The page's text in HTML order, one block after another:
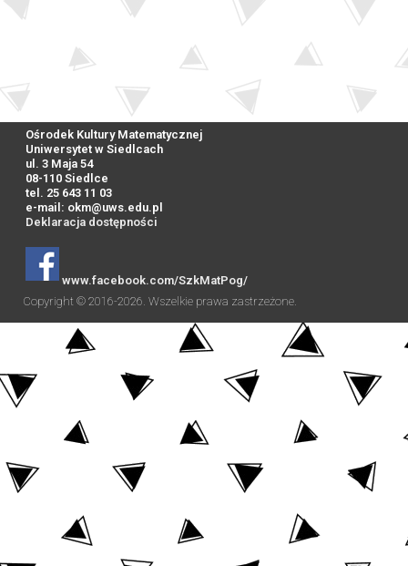
Ośrodek Kultury Matematycznej
Uniwersytet w Siedlcach
ul. 3 Maja 54
08-110 Siedlce
tel. 25 643 11 03
e-mail: okm@uws.edu.pl
Deklaracja dostępności
www.facebook.com/SzkMatPog/
Copyright © 2016-2026. Wszelkie prawa zastrzeżone.